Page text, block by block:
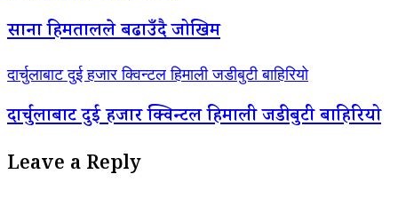
साना हिमतालले बढाउँदै जोखिम
दार्चुलाबाट दुई हजार क्विन्टल हिमाली जडीबुटी बाहिरियो
दार्चुलाबाट दुई हजार क्विन्टल हिमाली जडीबुटी बाहिरियो
Leave a Reply